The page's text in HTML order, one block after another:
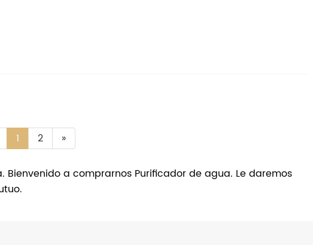
1 2 »
a comprarnos Purificador de agua. Le daremos